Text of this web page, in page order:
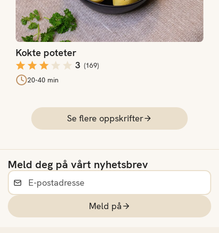
Kokte poteter
3 (169)
20-40 min
Se flere oppskrifter
Meld deg på vårt nyhetsbrev
Meld på